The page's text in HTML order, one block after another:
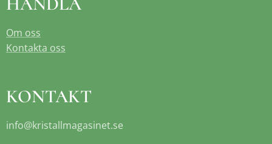
Om oss
Kontakta oss
KONTAKT
info@kristallmagasinet.se